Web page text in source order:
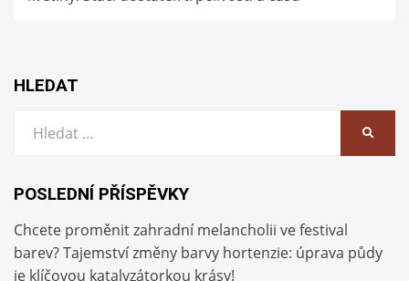
HLEDAT
POSLEDNÍ PŘÍSPĚVKY
Chcete proměnit zahradní melancholii ve festival
barev? Tajemství změny barvy hortenzie: úprava půdy
je klíčovou katalyzátorkou krásy!